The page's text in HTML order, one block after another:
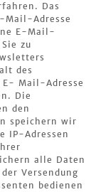
Das
Mail-Adresse
E-Mail-
zu
des
Mail-Adresse
Die
den
speichern wir
IP-Adressen
alle Daten
Versendung
bedienen